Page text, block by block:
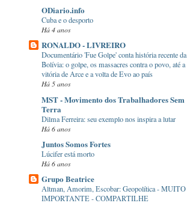
ODiario.info
Cuba e o desporto
Há 4 anos
RONALDO - LIVREIRO
Documentário 'Fue Golpe' conta história recente da
Bolívia: o golpe, os massacres contra o povo, até a
vitória de Arce e a volta de Evo ao país
Há 5 anos
MST - Movimento dos Trabalhadores Sem
Terra
Dilma Ferreira: seu exemplo nos inspira a lutar
Há 6 anos
Juntos Somos Fortes
Lúcifer está morto
Há 6 anos
Grupo Beatrice
Altman, Amorim, Escobar: Geopolítica - MUITO
IMPORTANTE - COMPARTILHE